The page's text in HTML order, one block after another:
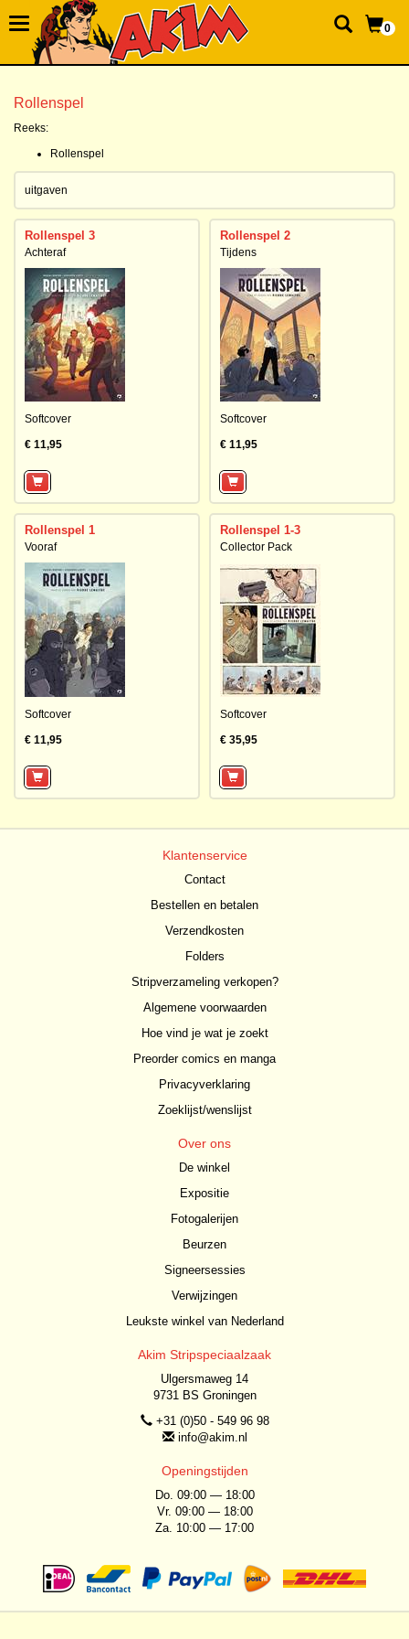
0
Rollenspel
Reeks:
Rollenspel
uitgaven
Rollenspel 3
Achteraf
Softcover
€ 11,95
Rollenspel 2
Tijdens
Softcover
€ 11,95
Rollenspel 1
Vooraf
Softcover
€ 11,95
Rollenspel 1-3
Collector Pack
Softcover
€ 35,95
Klantenservice
Contact
Bestellen en betalen
Verzendkosten
Folders
Stripverzameling verkopen?
Algemene voorwaarden
Hoe vind je wat je zoekt
Preorder comics en manga
Privacyverklaring
Zoeklijst/wenslijst
Over ons
De winkel
Expositie
Fotogalerijen
Beurzen
Signeersessies
Verwijzingen
Leukste winkel van Nederland
Akim Stripspeciaalzaak
Ulgersmaweg 14
9731 BS Groningen
+31 (0)50 - 549 96 98
info@akim.nl
Openingstijden
Do. 09:00 — 18:00
Vr. 09:00 — 18:00
Za. 10:00 — 17:00